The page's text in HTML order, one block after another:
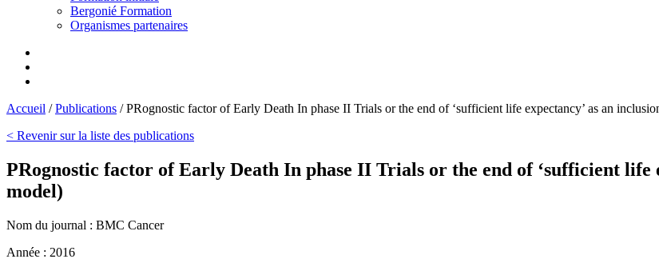
Bergonié Formation
Organismes partenaires
Accueil /Publications /PRognostic factor of Early Death In phase II Trials or the end of ‘sufficient life expectancy’ as an
< Revenir sur la liste des publications
PRognostic factor of Early Death In phase II Trials or the end of ‘sufficient
model)
Nom du journal : BMC Cancer
Année : 2016